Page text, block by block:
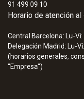
91 499 09 10
Horario de atención
Central Barcelona: Lu-
Delegación Madrid: Lu-
(horarios generales,
"Empresa")